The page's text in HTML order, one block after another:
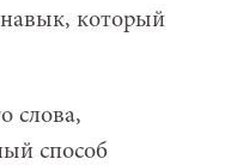
который
слова,
способ